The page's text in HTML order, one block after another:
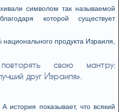
символом так называемой
которой существует
продукта Израиля,
свою мантру:
друг Израиля».
история показывает, что всякий